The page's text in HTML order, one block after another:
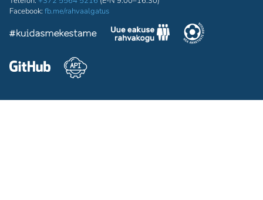
Facebook: fb.me/rahvaalgatus